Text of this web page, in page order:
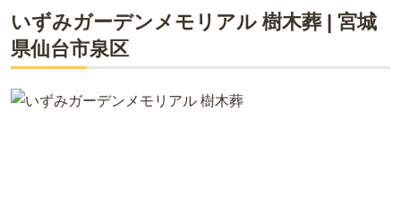
仙台市泉区に新たに誕生した樹木墓は、永代供養付きで管理費
良好で、地下鉄八乙女駅からバスで「賀茂神社」下車徒歩約1
いずみガーデンメモリアル 樹木葬| 宮城
県仙台市泉区